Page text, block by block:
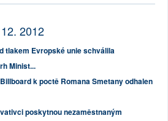
2012
tlakem Evropské unie schválila
Minist...
Billboard k poctě Romana Smetany odhalen
poskytnou nezaměstnaným